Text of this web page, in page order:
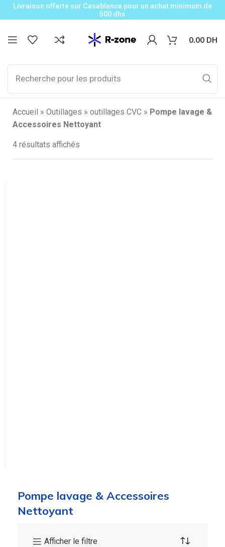
Livraison offerte sur Casablanca pour un achat minimum de
500 dhs
0.00 DH
Accueil » Outillages » outillages CVC » Pompe lavage &
Accessoires Nettoyant
4 résultats affichés
Pompe lavage & Accessoires
Nettoyant
Afficher le filtre